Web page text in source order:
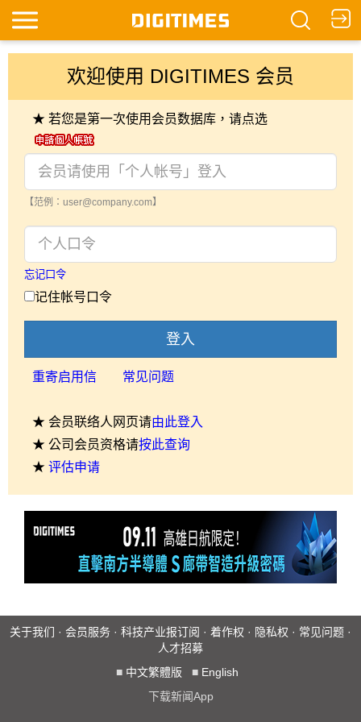
欢迎使用 DIGITIMES 会员
★ 若您是第一次使用会员数据库，请点选
【范例：user@company.com】
忘记口令
记住帐号口令
登入
重寄启用信 常见问题
★ 会员联络人网页请由此登入
★ 公司会员资格请按此查询
★ 评估申请
关于我们 · 会员服务 · 科技产业报订阅 · 着作权 · 隐私权 · 常见问题 ·
人才招募
■ 中文繁體版 ■ English
下载新闻App